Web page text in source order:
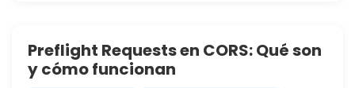
Preflight Requests en CORS: Qué son
y cómo funcionan